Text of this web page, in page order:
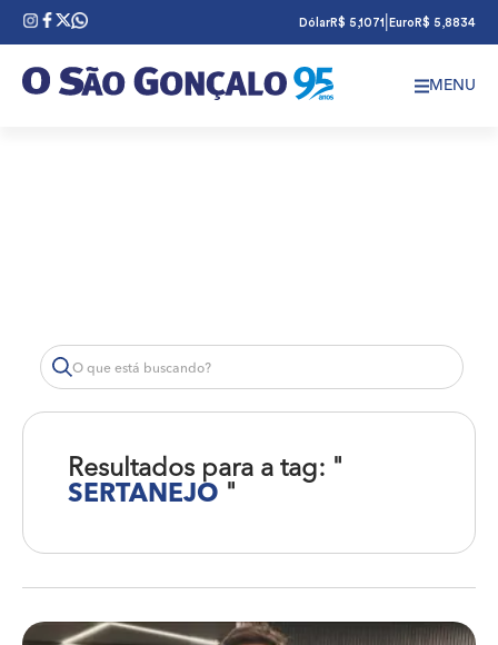
DólarR$ 5,1071 Euro R$ 5,8834
MENU
Resultados para a tag: "
SERTANEJO "